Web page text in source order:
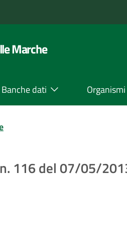
Marche
Banche dati
116 del 07/05/